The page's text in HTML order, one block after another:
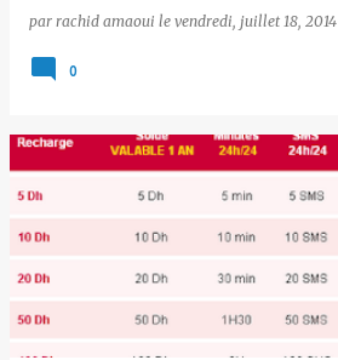
par rachid amaoui le vendredi, juillet 18, 2014
0